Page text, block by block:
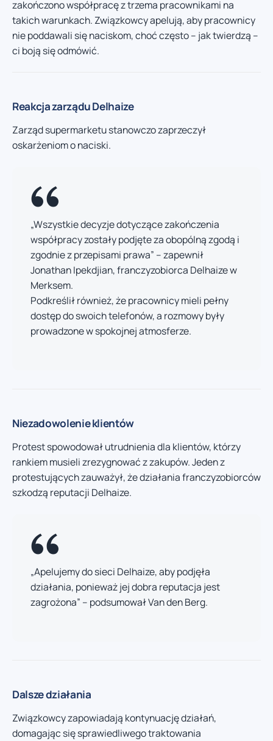
zakończono współpracę z trzema pracownikami na
takich warunkach. Związkowcy apelują, aby pracownicy
nie poddawali się naciskom, choć często – jak twierdzą –
ci boją się odmówić.
Reakcja zarządu Delhaize
Zarząd supermarketu stanowczo zaprzeczył
oskarżeniom o naciski.
„Wszystkie decyzje dotyczące zakończenia
współpracy zostały podjęte za obopólną zgodą i
zgodnie z przepisami prawa” – zapewnił
Jonathan Ipekdjian, franczyzobiorca Delhaize w
Merksem.
Podkreślił również, że pracownicy mieli pełny
dostęp do swoich telefonów, a rozmowy były
prowadzone w spokojnej atmosferze.
Niezadowolenie klientów
Protest spowodował utrudnienia dla klientów, którzy
rankiem musieli zrezygnować z zakupów. Jeden z
protestujących zauważył, że działania franczyzobiorców
szkodzą reputacji Delhaize.
„Apelujemy do sieci Delhaize, aby podjęła
działania, ponieważ jej dobra reputacja jest
zagrożona” – podsumował Van den Berg.
Dalsze działania
Związkowcy zapowiadają kontynuację działań,
domagając się sprawiedliwego traktowania